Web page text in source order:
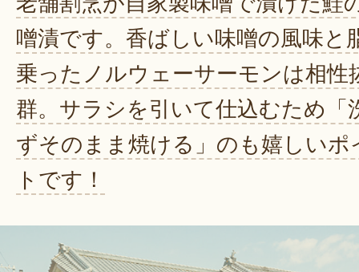
噌漬です。香ばしい味噌の風味と
乗ったノルウェーサーモンは相性
群。サラシを引いて仕込むため「
ずそのまま焼ける」のも嬉しいポ
トです！